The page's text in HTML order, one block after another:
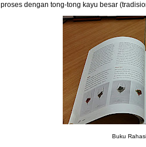
proses dengan tong-tong kayu besar
Buku